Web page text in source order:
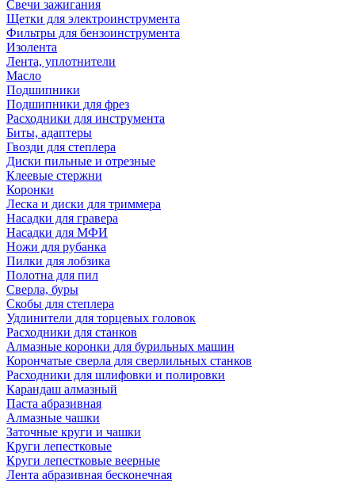
Свечи зажигания
Щетки для электроинструмента
Фильтры для бензоинструмента
Изолента
Лента, уплотнители
Масло
Подшипники
Подшипники для фрез
Расходники для инструмента
Биты, адаптеры
Гвозди для степлера
Диски пильные и отрезные
Клеевые стержни
Коронки
Леска и диски для триммера
Насадки для гравера
Насадки для МФИ
Ножи для рубанка
Пилки для лобзика
Полотна для пил
Сверла, буры
Скобы для степлера
Удлинители для торцевых головок
Расходники для станков
Алмазные коронки для бурильных машин
Корончатые сверла для сверлильных станков
Расходники для шлифовки и полировки
Карандаш алмазный
Паста абразивная
Алмазные чашки
Заточные круги и чашки
Круги лепестковые
Круги лепестковые веерные
Лента абразивная бесконечная